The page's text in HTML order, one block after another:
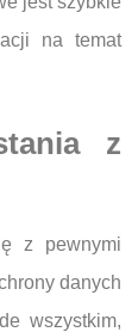
na temat
z
z pewnymi
danych
wszystkim,